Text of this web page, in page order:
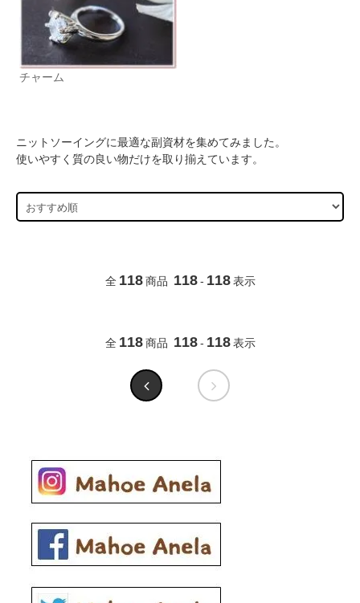
チャーム
ニットソーイングに最適な副資材を集めてみました。
使いやすく質の良い物だけを取り揃えています。
全 118 商品 118 - 118 表示
全 118 商品 118 - 118 表示